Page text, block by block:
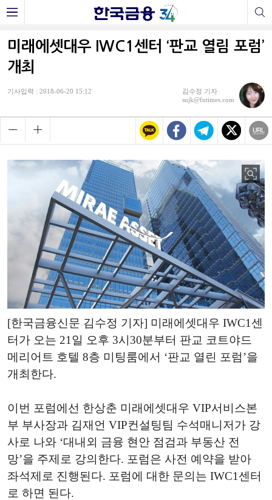
미래에셋대우 IWC1센터 ‘판교 열림 포럼’
개최
기사입력 : 2018-06-20 15:12
김수정 기자
sujk@fntimes.com
[한국금융신문 김수정 기자] 미래에셋대우 IWC1센
터가 오는 21일 오후 3시30분부터 판교 코트야드
메리어트 호텔 8층 미팅룸에서 ‘판교 열린 포럼’을
개최한다.
이번 포럼에선 한상춘 미래에셋대우 VIP서비스본
부 부사장과 김재언 VIP컨설팅팀 수석매니저가 강
사로 나와 ‘대내외 금융 현안 점검과 부동산 전
망’을 주제로 강의한다. 포럼은 사전 예약을 받아
좌석제로 진행된다. 포럼에 대한 문의는 IWC1센터
로 하면 된다.